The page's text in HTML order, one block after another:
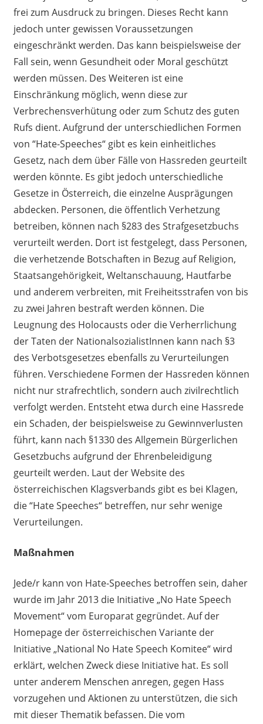
frei zum Ausdruck zu bringen. Dieses Recht kann
jedoch unter gewissen Voraussetzungen
eingeschränkt werden. Das kann beispielsweise der
Fall sein, wenn Gesundheit oder Moral geschützt
werden müssen. Des Weiteren ist eine
Einschränkung möglich, wenn diese zur
Verbrechensverhütung oder zum Schutz des guten
Rufs dient. Aufgrund der unterschiedlichen Formen
von “Hate-Speeches“gibt es kein einheitliches
Gesetz, nach dem über Fälle von Hassreden geurteilt
werden könnte. Es gibt jedoch unterschiedliche
Gesetze in Österreich, die einzelne Ausprägungen
abdecken. Personen, die öffentlich Verhetzung
betreiben, können nach §283 des Strafgesetzbuchs
verurteilt werden. Dort ist festgelegt, dass Personen,
die verhetzende Botschaften in Bezug auf Religion,
Staatsangehörigkeit, Weltanschauung, Hautfarbe
und anderem verbreiten, mit Freiheitsstrafen von bis
zu zwei Jahren bestraft werden können. Die
Leugnung des Holocausts oder die Verherrlichung
der Taten der NationalsozialistInnen kann nach §3
des Verbotsgesetzes ebenfalls zu Verurteilungen
führen. Verschiedene Formen der Hassreden können
nicht nur strafrechtlich, sondern auch zivilrechtlich
verfolgt werden. Entsteht etwa durch eine Hassrede
ein Schaden, der beispielsweise zu Gewinnverlusten
führt, kann nach §1330 des Allgemein Bürgerlichen
Gesetzbuchs aufgrund der Ehrenbeleidigung
geurteilt werden. Laut der Website des
österreichischen Klagsverbands gibt es bei Klagen,
die“Hate Speeches“betreffen, nur sehr wenige
Verurteilungen.
Maßnahmen
Jede/r kann von Hate-Speeches betroffen sein, daher
wurde im Jahr 2013 die Initiative „No HateSpeech
Movement“ vom Europarat gegründet. Auf der
Homepage der österreichischen Variante der
Initiative „National No HateSpeech Komitee“ wird
erklärt, welchen Zweck diese Initiative hat. Es soll
unter anderem Menschen anregen, gegen Hass
vorzugehen und Aktionen zu unterstützen, die sich
mit dieser Thematik befassen. Die vom